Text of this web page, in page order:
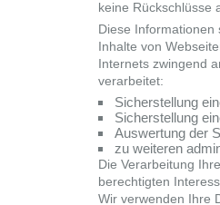
keine Rückschlüsse
Diese
Inhalte von
Internets zwingend
verarbeitet:
Sicherstellung
Sicherstellung
Auswertung der
zu weiteren
Die Verarbeitung
berechtigten
Wir verwenden Ihre